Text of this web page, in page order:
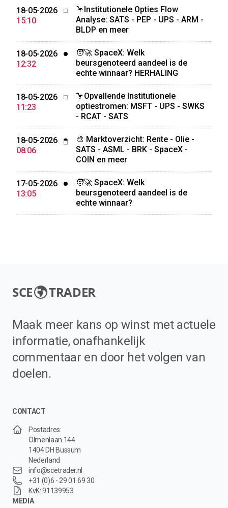
18-05-2026
15:10
🦩Institutionele Opties Flow
Analyse: SATS - PEP - UPS - ARM -
BLDP en meer
18-05-2026
12:32
🧑‍🚀 SpaceX: Welk
beursgenoteerd aandeel is de
echte winnaar? HERHALING
18-05-2026
11:23
🦩Opvallende Institutionele
optiestromen: MSFT - UPS - SWKS
- RCAT - SATS
18-05-2026
08:06
🎨 Marktoverzicht: Rente - Olie -
SATS - ASML - BRK - SpaceX -
COIN en meer
17-05-2026
13:05
🧑‍🚀 SpaceX: Welk
beursgenoteerd aandeel is de
echte winnaar?
SCE TRADER
Maak meer kans op winst met actuele
informatie, onafhankelijk
commentaar en door het volgen van
doelen.
CONTACT
Postadres:
Olmenlaan 144
1404 DH Bussum
Nederland
info@scetrader.nl
+31 (0)6 - 29 01 69 30
KvK: 91139953
MEDIA